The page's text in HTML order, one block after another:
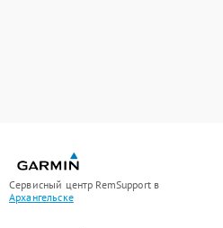
Сервисный центр RemSupport в
Архангельске